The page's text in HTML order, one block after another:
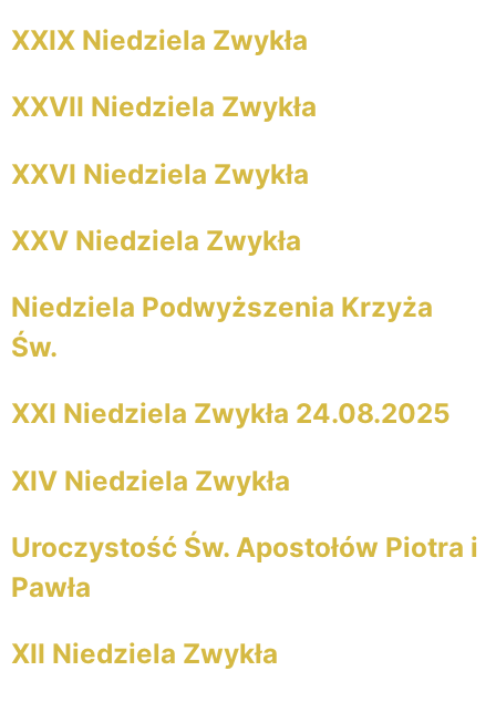
XXIX Niedziela Zwykła
XXVII Niedziela Zwykła
XXVI Niedziela Zwykła
XXV Niedziela Zwykła
Niedziela Podwyższenia Krzyża
Św.
XXI Niedziela Zwykła 24.08.2025
XIV Niedziela Zwykła
Uroczystość Św. Apostołów Piotra i
Pawła
XII Niedziela Zwykła